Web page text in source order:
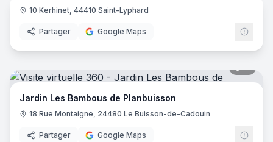
10 Kerhinet, 44410 Saint-Lyphard
Partager Google Maps
Jardin Les Bambous de Planbuisson
18 Rue Montaigne, 24480 Le Buisson-de-Cadouin
Partager Google Maps